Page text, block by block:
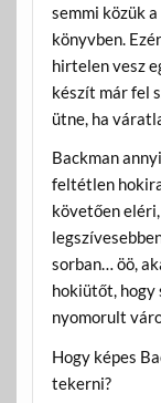
semmi közük
könyvben.
hirtelen vesz
készít már fel
ütne, ha
Backman
feltétlen
követően
sorban… öö,
hokiütőt, hogy
nyomorult
Hogy képes
tekerni?